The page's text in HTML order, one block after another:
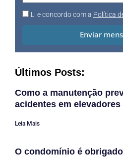
Li e concordo com a Política
Enviar
Últimos Posts:
Como a manutenção
acidentes em elevadores
Leia Mais
O condomínio é